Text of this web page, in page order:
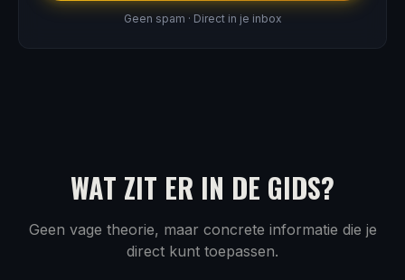
Geen spam · Direct in je inbox
WAT ZIT ER IN DE GIDS?
Geen vage theorie, maar concrete informatie die je
direct kunt toepassen.